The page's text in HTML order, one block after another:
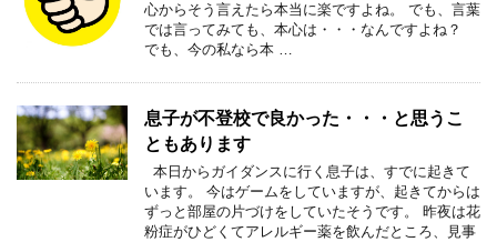
心からそう言えたら本当に楽ですよね。 でも、言葉
では言ってみても、本心は・・・なんですよね？
でも、今の私なら本 …
息子が不登校で良かった・・・と思うこ
ともあります
本日からガイダンスに行く息子は、すでに起きて
います。 今はゲームをしていますが、起きてからは
ずっと部屋の片づけをしていたそうです。 昨夜は花
粉症がひどくてアレルギー薬を飲んだところ、見事